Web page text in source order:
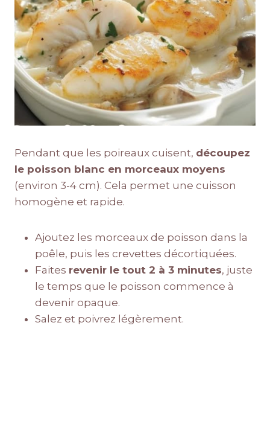
Pendant que les poireaux cuisent, découpez
le poisson blanc en morceaux moyens
(environ 3-4 cm). Cela permet une cuisson
homogène et rapide.
Ajoutez les morceaux de poisson dans la
poêle, puis les crevettes décortiquées.
Faites revenir le tout 2 à 3 minutes, juste
le temps que le poisson commence à
devenir opaque.
Salez et poivrez légèrement.